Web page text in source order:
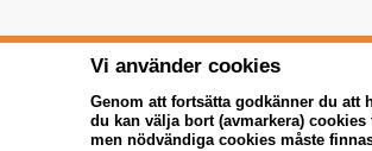
Vi använder cookies
Genom att fortsätta godkänner du att
du kan välja bort (avmarkera)
men nödvändiga cookies måste